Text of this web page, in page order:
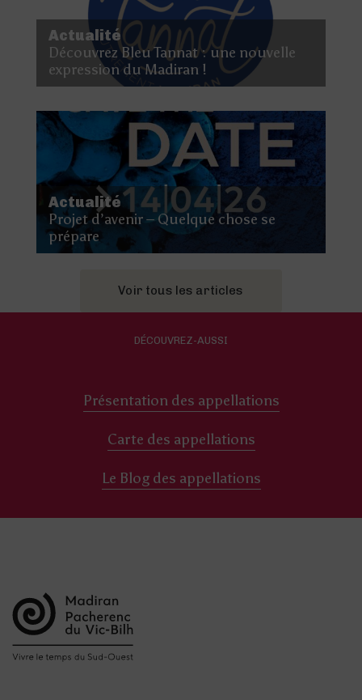
Actualité
Découvrez Bleu Tannat : une nouvelle
expression du Madiran !
Actualité
Projet d’avenir – Quelque chose se
prépare
Voir tous les articles
DÉCOUVREZ-AUSSI
Présentation des appellations
Carte des appellations
Le Blog des appellations